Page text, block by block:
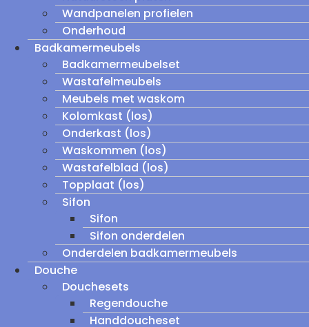
Wandpanelen profielen
Onderhoud
Badkamermeubels
Badkamermeubelset
Wastafelmeubels
Meubels met waskom
Kolomkast (los)
Onderkast (los)
Waskommen (los)
Wastafelblad (los)
Topplaat (los)
Sifon
Sifon
Sifon onderdelen
Onderdelen badkamermeubels
Douche
Douchesets
Regendouche
Handdoucheset